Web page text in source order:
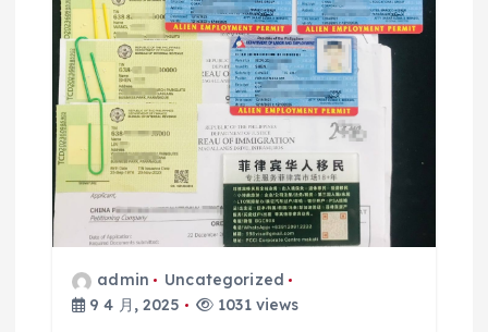
admin
Uncategorized
9 4 月, 2025
1031 views